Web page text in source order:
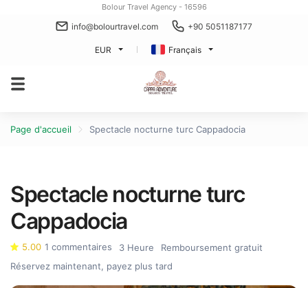
Bolour Travel Agency - 16596
info@bolourtravel.com +90 5051187177
EUR Français
Page d'accueil Spectacle nocturne turc Cappadocia
Spectacle nocturne turc
Cappadocia
5.00 1 commentaires 3 Heure
Remboursement gratuit
Réservez maintenant, payez plus tard